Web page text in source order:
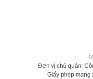
Đơn vị chủ quản:
Giấy phép mạng